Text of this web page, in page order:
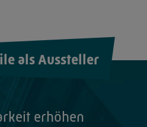
als Aussteller
erhöhen